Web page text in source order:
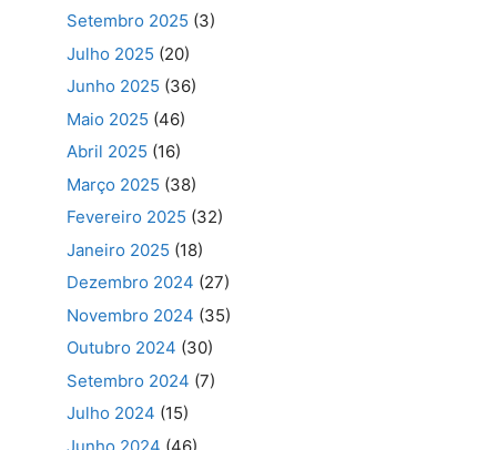
Setembro 2025 (3)
Julho 2025 (20)
Junho 2025 (36)
Maio 2025 (46)
Abril 2025 (16)
Março 2025 (38)
Fevereiro 2025 (32)
Janeiro 2025 (18)
Dezembro 2024 (27)
Novembro 2024 (35)
Outubro 2024 (30)
Setembro 2024 (7)
Julho 2024 (15)